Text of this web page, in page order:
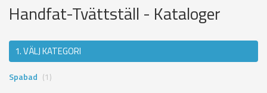
Handfat-Tvättställ - Kataloger
1. VÄLJ KATEGORI
Spabad (1)